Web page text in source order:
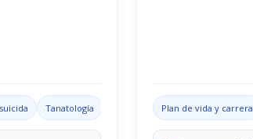
con hiperactividad
Tanatología Problemas familiaresPlan de vida y carrera